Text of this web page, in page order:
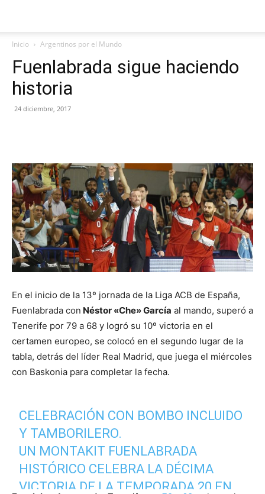
Inicio Argentinos por el Mundo
Fuenlabrada sigue haciendo
historia
24 diciembre, 2017
En el inicio de la 13º jornada de la Liga ACB de España,
Fuenlabrada con Néstor «Che» García al mando, superó a
Tenerife por 79 a 68 y logró su 10º victoria en el
certamen europeo, se colocó en el segundo lugar de la
tabla, detrás del líder Real Madrid, que juega el miércoles
con Baskonia para completar la fecha.
CELEBRACIÓN CON BOMBO INCLUIDO
Y TAMBORILERO.
UN MONTAKIT FUENLABRADA
HISTÓRICO CELEBRA LA DÉCIMA
VICTORIA DE LA TEMPORADA 20 EN